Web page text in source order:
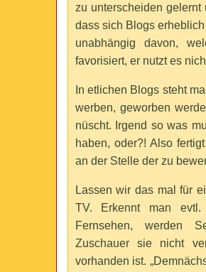
zu unterscheiden gelernt
dass sich Blogs
unabhängig davon,
favorisiert, er nutzt es
In etlichen Blogs steht
werben, geworben
nüscht. Irgend so was
haben, oder?! Also
an der Stelle der zu
Lassen wir das mal für
TV. Erkennt man
Fernsehen, werden
Zuschauer sie nicht
vorhanden ist.